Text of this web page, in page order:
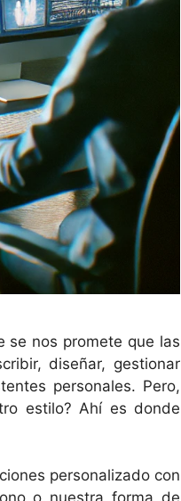
se nos promete que las
diseñar, gestionar
personales. Pero,
estilo? Ahí es donde
personalizado con